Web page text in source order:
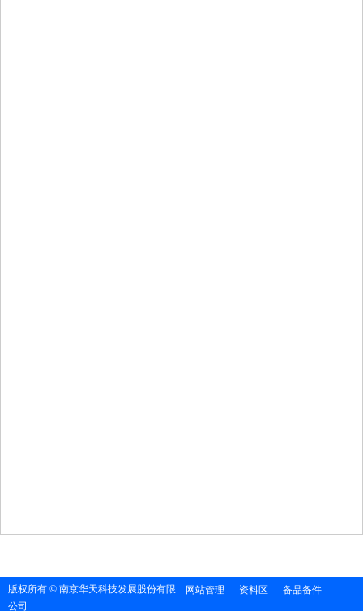
版权所有 © 南京华天科技发展股份有限
公司
网站管理 资料区 备品备件